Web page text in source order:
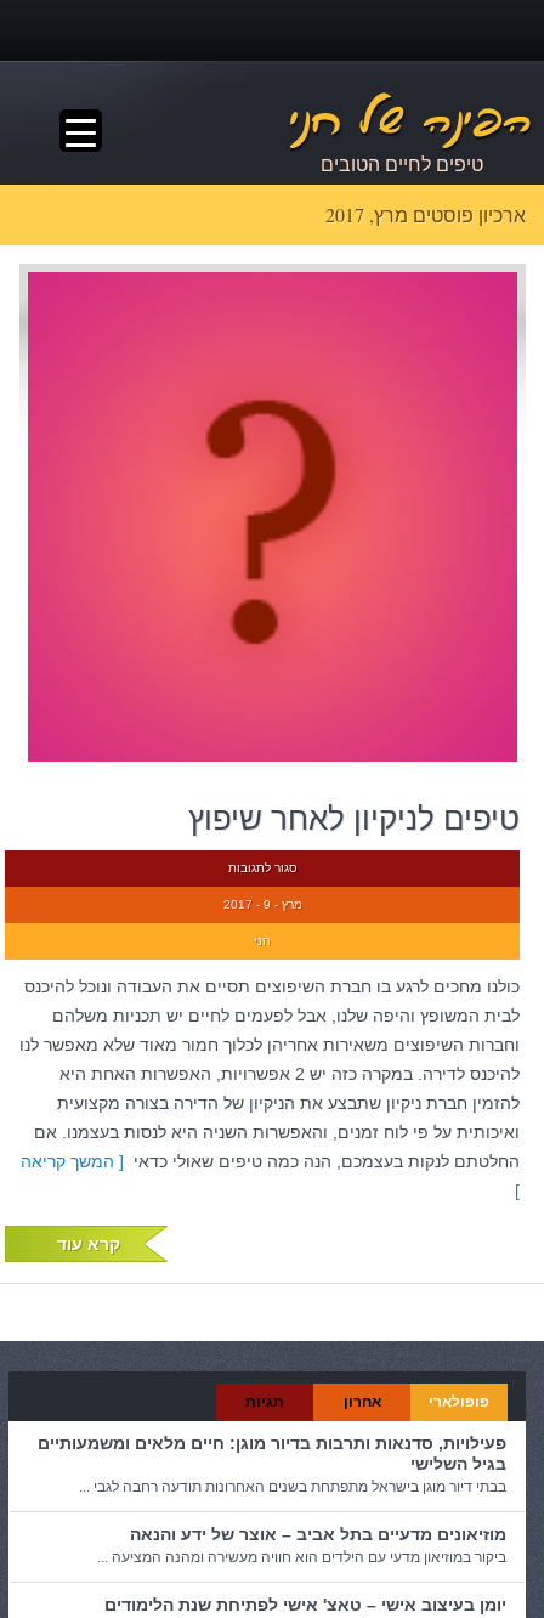
טיפים לחיים הטובים
ארכיון פוסטים מרץ, 2017
טיפים לניקיון לאחר שיפוץ
סגור לתגובות
מרץ - 9 - 2017
חני
כולנו מחכים לרגע בו חברת השיפוצים תסיים את העבודה ונוכל להיכנס
לבית המשופץ והיפה שלנו, אבל לפעמים לחיים יש תכניות משלהם
וחברות השיפוצים משאירות אחריהן לכלוך חמור מאוד שלא מאפשר לנו
להיכנס לדירה. במקרה כזה יש 2 אפשרויות, האפשרות האחת היא
להזמין חברת ניקיון שתבצע את הניקיון של הדירה בצורה מקצועית
ואיכותית על פי לוח זמנים, והאפשרות השניה היא לנסות בעצמנו. אם
החלטתם לנקות בעצמכם, הנה כמה טיפים שאולי כדאי [ המשך קריאה
]
קרא עוד
פופולארי אחרון תגיות
פעילויות, סדנאות ותרבות בדיור מוגן: חיים מלאים ומשמעותיים
בגיל השלישי
בבתי דיור מוגן בישראל מתפתחת בשנים האחרונות תודעה רחבה לגבי ...
מוזיאונים מדעיים בתל אביב – אוצר של ידע והנאה
ביקור במוזיאון מדעי עם הילדים הוא חוויה מעשירה ומהנה המציעה ...
יומן בעיצוב אישי – טאצ' אישי לפתיחת שנת הלימודים